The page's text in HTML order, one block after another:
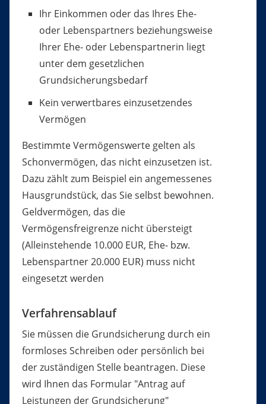
Ihr Einkommen oder das Ihres Ehe-
oder Lebenspartners beziehungsweise
Ihrer Ehe- oder Lebenspartnerin liegt
unter dem gesetzlichen
Grundsicherungsbedarf
Kein verwertbares einzusetzendes
Vermögen
Bestimmte Vermögenswerte gelten als
Schonvermögen, das nicht einzusetzen ist.
Dazu zählt zum Beispiel ein angemessenes
Hausgrundstück, das Sie selbst bewohnen.
Geldvermögen, das die
Vermögensfreigrenze nicht übersteigt
(Alleinstehende 10.000 EUR, Ehe- bzw.
Lebenspartner 20.000 EUR) muss nicht
eingesetzt werden
Verfahrensablauf
Sie müssen die Grundsicherung durch ein
formloses Schreiben oder persönlich bei
der zuständigen Stelle beantragen. Diese
wird Ihnen das Formular "Antrag auf
Leistungen der Grundsicherung"